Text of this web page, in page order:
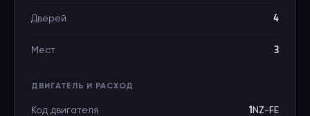
Дверей 4
Мест 3
ДВИГАТЕЛЬ И РАСХОД
Код двигателя 1NZ-FE